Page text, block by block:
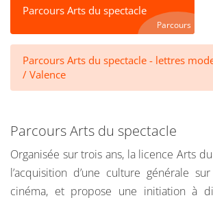
Parcours Arts du spectacle
Parcours
Parcours Arts du spectacle - lettres
/ Valence
Parcours Arts du spectacle
Organisée sur trois ans, la licence Arts
l’acquisition d’une culture générale
cinéma, et propose une initiation à